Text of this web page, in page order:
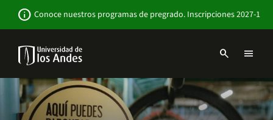
contenido
info Conoce nuestros programas de pregrado. Inscripciones 2027-1
Navbar
-
Sitio
Institucional
search menu